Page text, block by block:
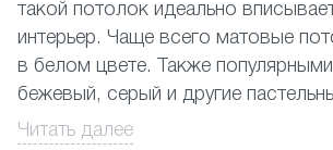
такой потолок идеально
интерьер. Чаще всего матовые
в белом цвете. Также
бежевый, серый и другие
Их устанавливают
Читать далее